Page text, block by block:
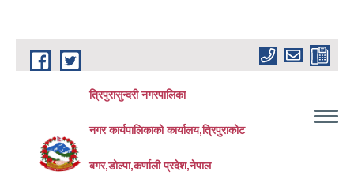
Skip to main content
त्रिपुरासुन्दरी नगरपालिका
नगर कार्यपालिकाको कार्यालय,त्रिपुराकोट
बगर,डोल्पा,कर्णाली प्रदेश,नेपाल